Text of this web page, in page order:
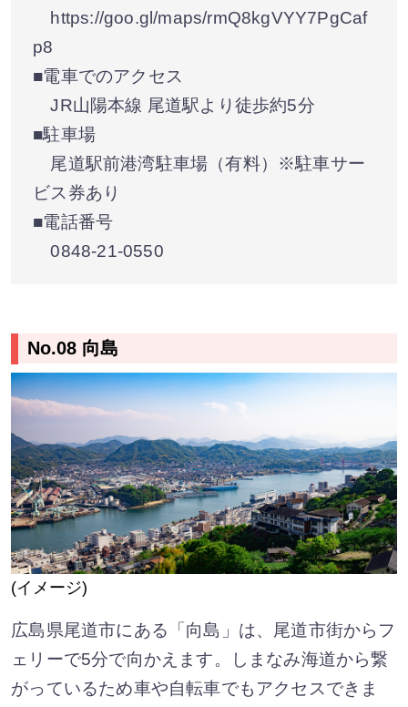
https://goo.gl/maps/rmQ8kgVYY7PgCaf
p8
■電車でのアクセス
JR山陽本線 尾道駅より徒歩約5分
■駐車場
尾道駅前港湾駐車場（有料）※駐車サー
ビス券あり
■電話番号
0848-21-0550
No.08 向島
(イメージ)
広島県尾道市にある「向島」は、尾道市街からフ
ェリーで5分で向かえます。しまなみ海道から繋
がっているため車や自転車でもアクセスできま